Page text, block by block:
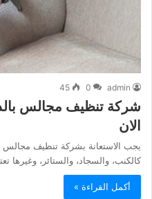
admin
0
45
الان
يجب الاستعانة بشركة تنظيف مجالس
كالكنب، والسجاد، والستائر،
أكمل القراءة »